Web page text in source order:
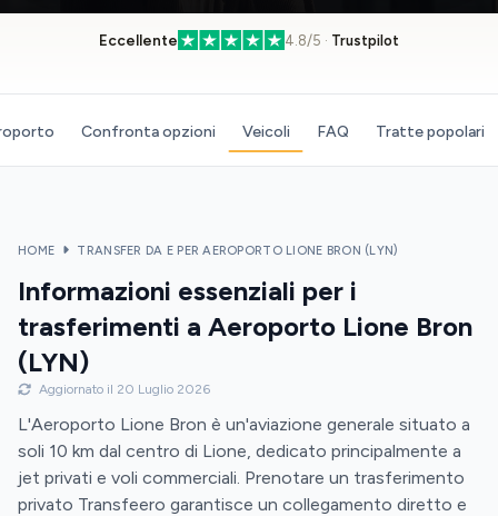
Eccellente 4.8/5 · Trustpilot
Confronta opzioni Veicoli FAQ Tratte popolari
HOME TRANSFER DA E PER AEROPORTO LIONE BRON (LYN)
Informazioni essenziali per i
trasferimenti a Aeroporto Lione Bron
(LYN)
Aggiornato il 20 Luglio 2026
L'Aeroporto Lione Bron è un'aviazione generale situato a
soli 10 km dal centro di Lione, dedicato principalmente a
jet privati e voli commerciali. Prenotare un trasferimento
privato Transfeero garantisce un collegamento diretto e